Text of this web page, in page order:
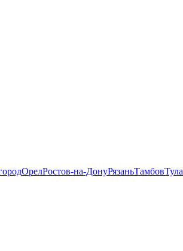
ОрелРостов-на-ДонуРязаньТамбовТула